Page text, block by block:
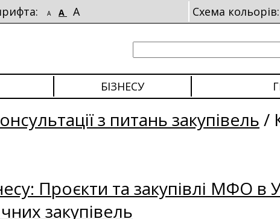
A A A Схема кольорів:
БІЗНЕСУ
з питань закупівель /
Проєкти та закупівлі МФО в
закупівель